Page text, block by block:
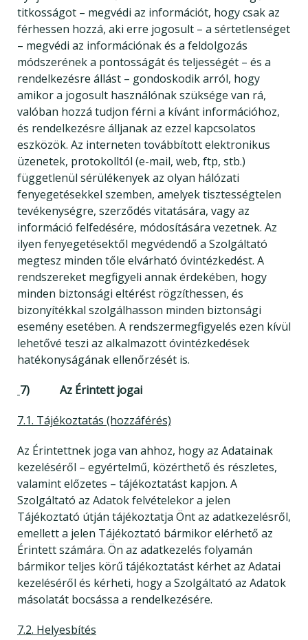
titkosságot – megvédi az információt, hogy csak az
férhessen hozzá, aki erre jogosult – a sértetlenséget
– megvédi az információnak és a feldolgozás
módszerének a pontosságát és teljességét – és a
rendelkezésre állást – gondoskodik arról, hogy
amikor a jogosult használónak szüksége van rá,
valóban hozzá tudjon férni a kívánt információhoz,
és rendelkezésre álljanak az ezzel kapcsolatos
eszközök. Az interneten továbbított elektronikus
üzenetek, protokolltól (e-mail, web, ftp, stb.)
függetlenül sérülékenyek az olyan hálózati
fenyegetésekkel szemben, amelyek tisztességtelen
tevékenységre, szerződés vitatására, vagy az
információ felfedésére, módosítására vezetnek. Az
ilyen fenyegetésektől megvédendő a Szolgáltató
megtesz minden tőle elvárható óvintézkedést. A
rendszereket megfigyeli annak érdekében, hogy
minden biztonsági eltérést rögzíthessen, és
bizonyítékkal szolgálhasson minden biztonsági
esemény esetében. A rendszermegfigyelés ezen kívül
lehetővé teszi az alkalmazott óvintézkedések
hatékonyságának ellenőrzését is.
7) Az Érintett jogai
7.1. Tájékoztatás (hozzáférés)
Az Érintettnek joga van ahhoz, hogy az Adatainak
kezeléséről – egyértelmű, közérthető és részletes,
valamint előzetes – tájékoztatást kapjon. A
Szolgáltató az Adatok felvételekor a jelen
Tájékoztató útján tájékoztatja Önt az adatkezelésről,
emellett a jelen Tájékoztató bármikor elérhető az
Érintett számára. Ön az adatkezelés folyamán
bármikor teljes körű tájékoztatást kérhet az Adatai
kezeléséről és kérheti, hogy a Szolgáltató az Adatok
másolatát bocsássa a rendelkezésére.
7.2. Helyesbítés